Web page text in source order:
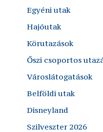
Egyéni utak
Hajóutak
Körutazások
Őszi csoportos
Városlátogatások
Belföldi utak
Disneyland
Szilveszter 2026